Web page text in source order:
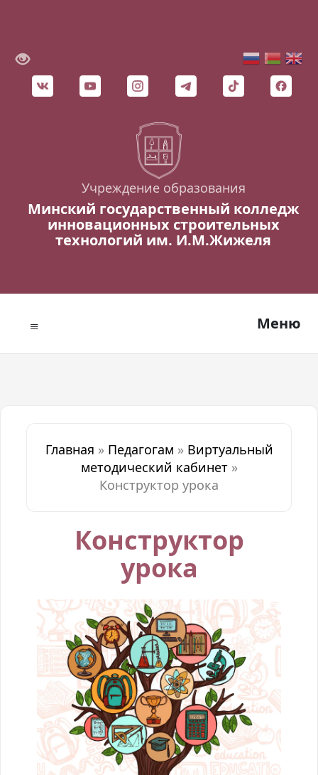
Учреждение образования
Минский государственный колледж
инновационных строительных
технологий им. И.М.Жижеля
Меню
Главная » Педагогам » Виртуальный
методический кабинет»
Конструктор урока
Конструктор
урока